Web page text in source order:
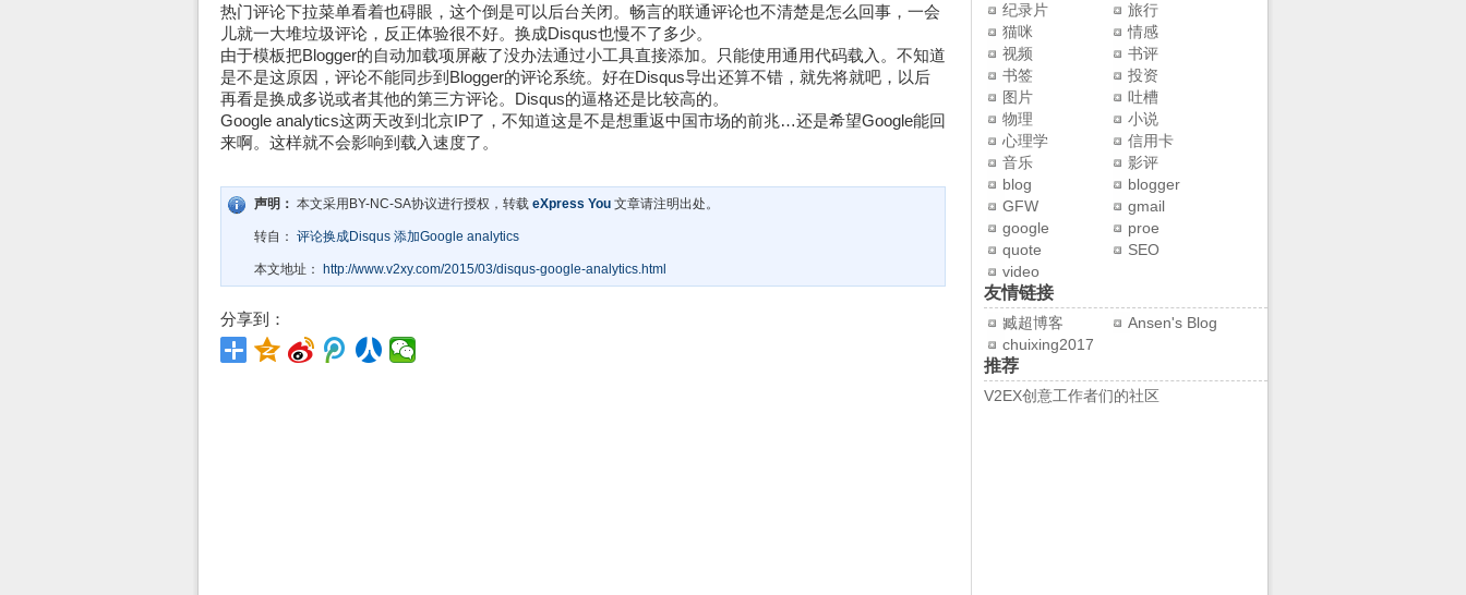
热门评论下拉菜单看着也碍眼，这个倒是可以后台关闭。畅言的联通评论也不清楚是怎么回事，一会
儿就一大堆垃圾评论，反正体验很不好。换成Disqus也慢不了多少。
由于模板把Blogger的自动加载项屏蔽了没办法通过小工具直接添加。只能使用通用代码载入。不知道
是不是这原因，评论不能同步到Blogger的评论系统。好在Disqus导出还算不错，就先将就吧，以后
再看是换成多说或者其他的第三方评论。Disqus的逼格还是比较高的。
Google analytics这两天改到北京IP了，不知道这是不是想重返中国市场的前兆…还是希望Google能回
来啊。这样就不会影响到载入速度了。
声明： 本文采用BY-NC-SA协议进行授权，转载 eXpress You 文章请注明出处。
转自： 评论换成Disqus 添加Google analytics
本文地址： http://www.v2xy.com/2015/03/disqus-google-analytics.html
分享到：
纪录片
旅行
猫咪
情感
视频
书评
书签
投资
图片
吐槽
物理
小说
心理学
信用卡
音乐
影评
blog
blogger
GFW
gmail
google
proe
quote
SEO
video
友情链接
臧超博客
Ansen's Blog
chuixing2017
推荐
V2EX创意工作者们的社区